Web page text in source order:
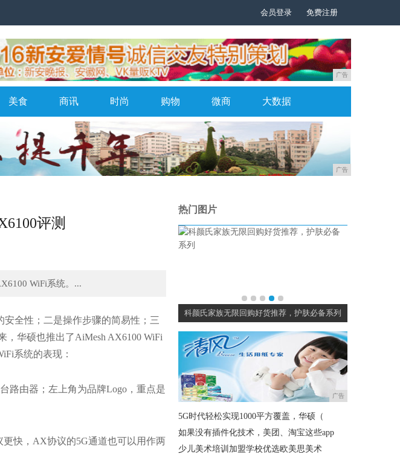
会员登录 免费注册
广告
美食 商讯 时尚 购物 微商 大数据
广告
评测
WiFi系统。...
全性；二是操作步骤的简易性；三
华硕也推出了AiMesh AX6100 WiFi
系统的表现：
路由器；左上角为品牌Logo，重点是
快，AX协议的5G通道也可以用作两
热门图片
科颜氏家族无限回购好货推荐，护肤必备系列
广告
5G时代轻松实现1000平方覆盖，华硕（
如果没有插件化技术，美团、淘宝这些app
少儿美术培训加盟学校优选欧美思美术